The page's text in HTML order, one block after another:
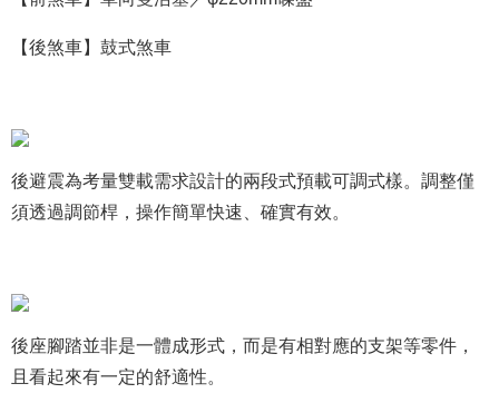
【後煞車】鼓式煞車
後避震為考量雙載需求設計的兩段式預載可調式樣。調整僅
須透過調節桿，操作簡單快速、確實有效。
後座腳踏並非是一體成形式，而是有相對應的支架等零件，
且看起來有一定的舒適性。